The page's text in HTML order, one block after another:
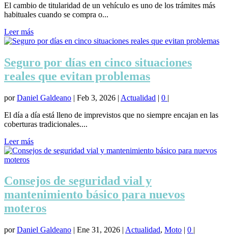
El cambio de titularidad de un vehículo es uno de los trámites más
habituales cuando se compra o...
Leer más
Seguro por días en cinco situaciones
reales que evitan problemas
porDaniel Galdeano | Feb 3, 2026 | Actualidad | 0 |
El día a día está lleno de imprevistos que no siempre encajan en las
coberturas tradicionales....
Leer más
Consejos de seguridad vial y
mantenimiento básico para nuevos
moteros
porDaniel Galdeano | Ene 31, 2026 | Actualidad, Moto | 0 |